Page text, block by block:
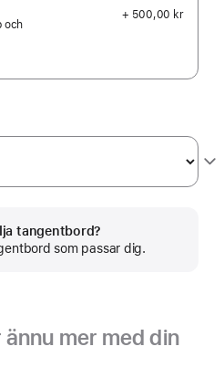
och
+ 500,00 kr
tangentbord?
som passar dig.
ännu mer med din